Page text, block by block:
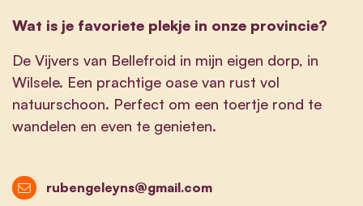
Wat is je favoriete plekje in onze provincie?
De Vijvers van Bellefroid in mijn eigen dorp, in
Wilsele. Een prachtige oase van rust vol
natuurschoon. Perfect om een toertje rond te
wandelen en even te genieten.
rubengeleyns@gmail.com